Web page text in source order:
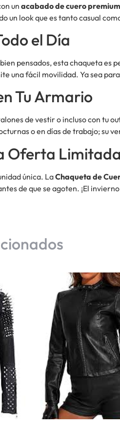
un acabado de cuero premium
un look que es tanto casual
el Día
pensados, esta chaqueta es
una fácil movilidad. Ya sea
Tu Armario
de vestir o incluso con tu
o en días de trabajo;
Oferta
única. LaChaqueta de
de que se agoten. ¡El